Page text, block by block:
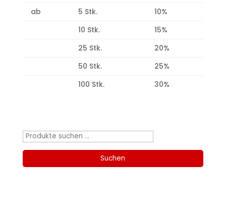
ab 5 Stk.
10%
10 Stk.
15%
25 Stk.
20%
50 Stk.
25%
100 Stk.
30%
Suchen
Suchen